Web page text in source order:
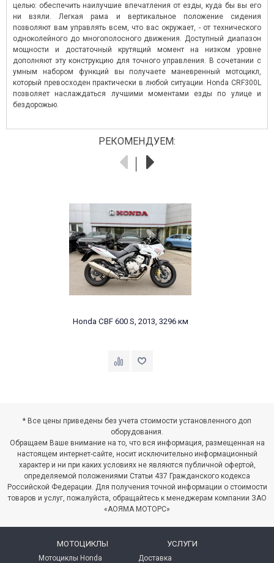
Читать далее →
целью: обеспечить наилучшие впечатления от езды, куда бы вы его
ни взяли. Легкая рама и вертикальное положение сидения
позволяют вам управлять всем, что вас окружает, - от технического
одноколейного до многополосного движения. Доступный диапазон
мощности и достаточный крутящий момент на низком уровне
дополняют эту конструкцию для точного управления. В сочетании с
умным набором функций вы получаете маневренный мотоцикл,
который превосходен практически в любой ситуации. Honda CRF300L
позволяет наслаждаться лучшими моментами езды по улице и
бездорожью.
РЕКОМЕНДУЕМ:
Honda CBF 600 S, 2013, 3296 км
* Все цены приведены без учета стоимости установленного доп
оборудования.
Обращаем Ваше внимание на то, что вся информация, размещенная на
настоящем интернет-сайте, носит исключительно информационный
характер и ни при каких условиях не являются публичной офертой,
определяемой положениями Статьи 437 Гражданского кодекса
Российской Федерации. Для получения точной информации о стоимости
товаров и услуг, пожалуйста, обращайтесь к менеджерам компании ЗАО
«АОЯМА МОТОРС»
МОТОЦИКЛЫ
Мотоциклы Honda
УСЛУГИ
Доставка